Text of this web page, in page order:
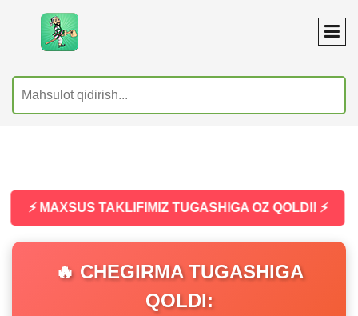
⚡ MAXSUS TAKLIFIMIZ TUGASHIGA OZ QOLDI! ⚡
🔥 CHEGIRMA TUGASHIGA
QOLDI: